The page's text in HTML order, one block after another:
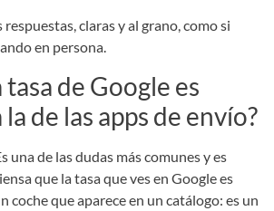
claras y al grano, como si
en persona.
tasa de Google es
de las apps de envío?
una de las dudas más comunes y es
que la tasa que ves en Google es
coche que aparece en un catálogo: es un